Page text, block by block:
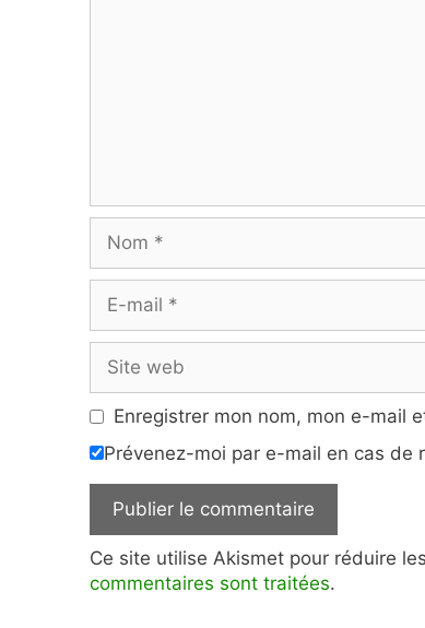
mail
web
Enregistrer mon nom, mon e-mail
Prévenez-moi par e-mail en cas de
Ce site utilise Akismet pour réduire
commentaires sont traitées.